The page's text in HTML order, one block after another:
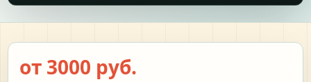
от 3000 руб.